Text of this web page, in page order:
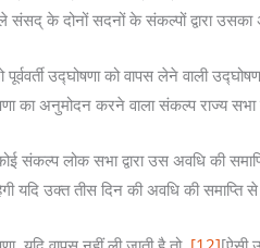
संसद् के दोनों सदनों के संकल्पों द्वारा उसका
पूर्ववर्ती उद्घोषणा को वापस लेने वाली
का अनुमोदन करने वाला संकल्प राज्य सभा
संकल्प लोक सभा द्वारा उस अवधि की
यदि उक्त तीस दिन की अवधि की